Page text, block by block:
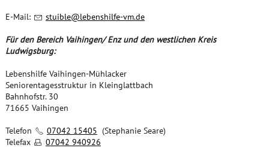
E-Mail: st bl l b nsh lf -vmd
Für den Bereich Vaihingen/ Enz und den westlichen Kreis
Ludwigsburg:
Lebenshilfe Vaihingen-Mühlacker
Seniorentagesstruktur in Kleinglattbach
Bahnhofstr. 30
71665 Vaihingen
Telefon 07042 15405 (Stephanie Seare)
Telefax
07042 940926